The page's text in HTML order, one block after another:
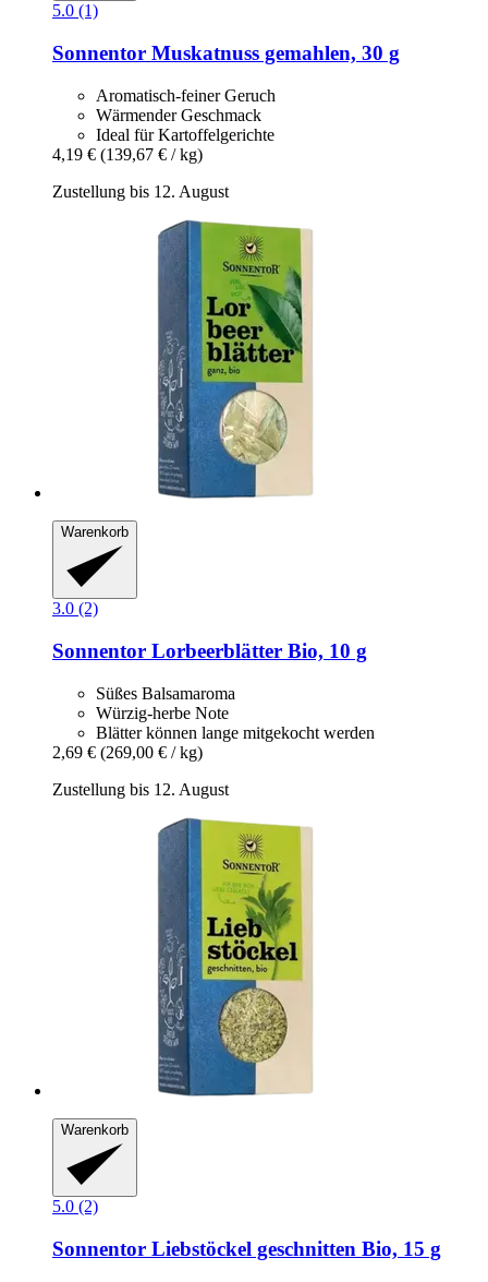
5.0 (1)
Sonnentor Muskatnuss gemahlen, 30 g
Aromatisch-feiner Geruch
Wärmender Geschmack
Ideal für Kartoffelgerichte
4,19 € (139,67 € / kg)
Zustellung bis 12. August
Warenkorb
3.0 (2)
Sonnentor Lorbeerblätter Bio, 10 g
Süßes Balsamaroma
Würzig-herbe Note
Blätter können lange mitgekocht werden
2,69 € (269,00 € / kg)
Zustellung bis 12. August
Warenkorb
5.0 (2)
Sonnentor Liebstöckel geschnitten Bio, 15 g